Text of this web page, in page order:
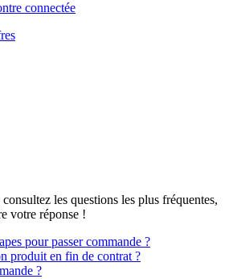
connectée
les questions les plus fréquentes,
votre réponse !
pour passer commande ?
produit en fin de contrat ?
?